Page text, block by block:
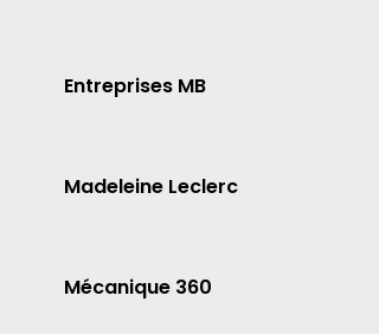
Entreprises MB
Madeleine Leclerc
Mécanique 360